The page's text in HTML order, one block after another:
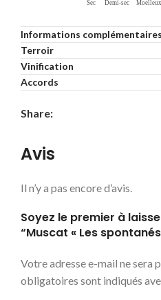
Informations complémentaires
Terroir
Vinification
Accords
Share:
Avis
Il n’y a pas encore d’avis.
Soyez le premier à
“Muscat « Les
Votre adresse e-mail ne sera
obligatoires sont indiqués